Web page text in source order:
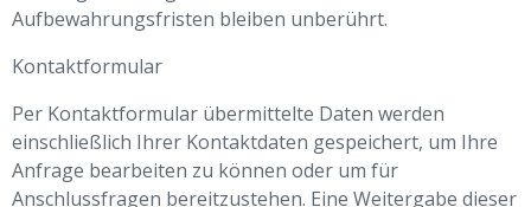
Aufbewahrungsfristen bleiben unberührt.
Kontaktformular
Per Kontaktformular übermittelte Daten werden
einschließlich Ihrer Kontaktdaten gespeichert, um Ihre
Anfrage bearbeiten zu können oder um für
Anschlussfragen bereitzustehen. Eine Weitergabe dieser